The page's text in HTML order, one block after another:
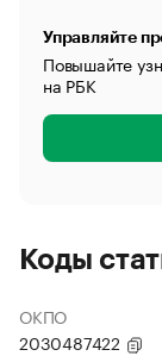
Управляйте
Повышайте
на РБК
Коды
ОКПО
2030487422